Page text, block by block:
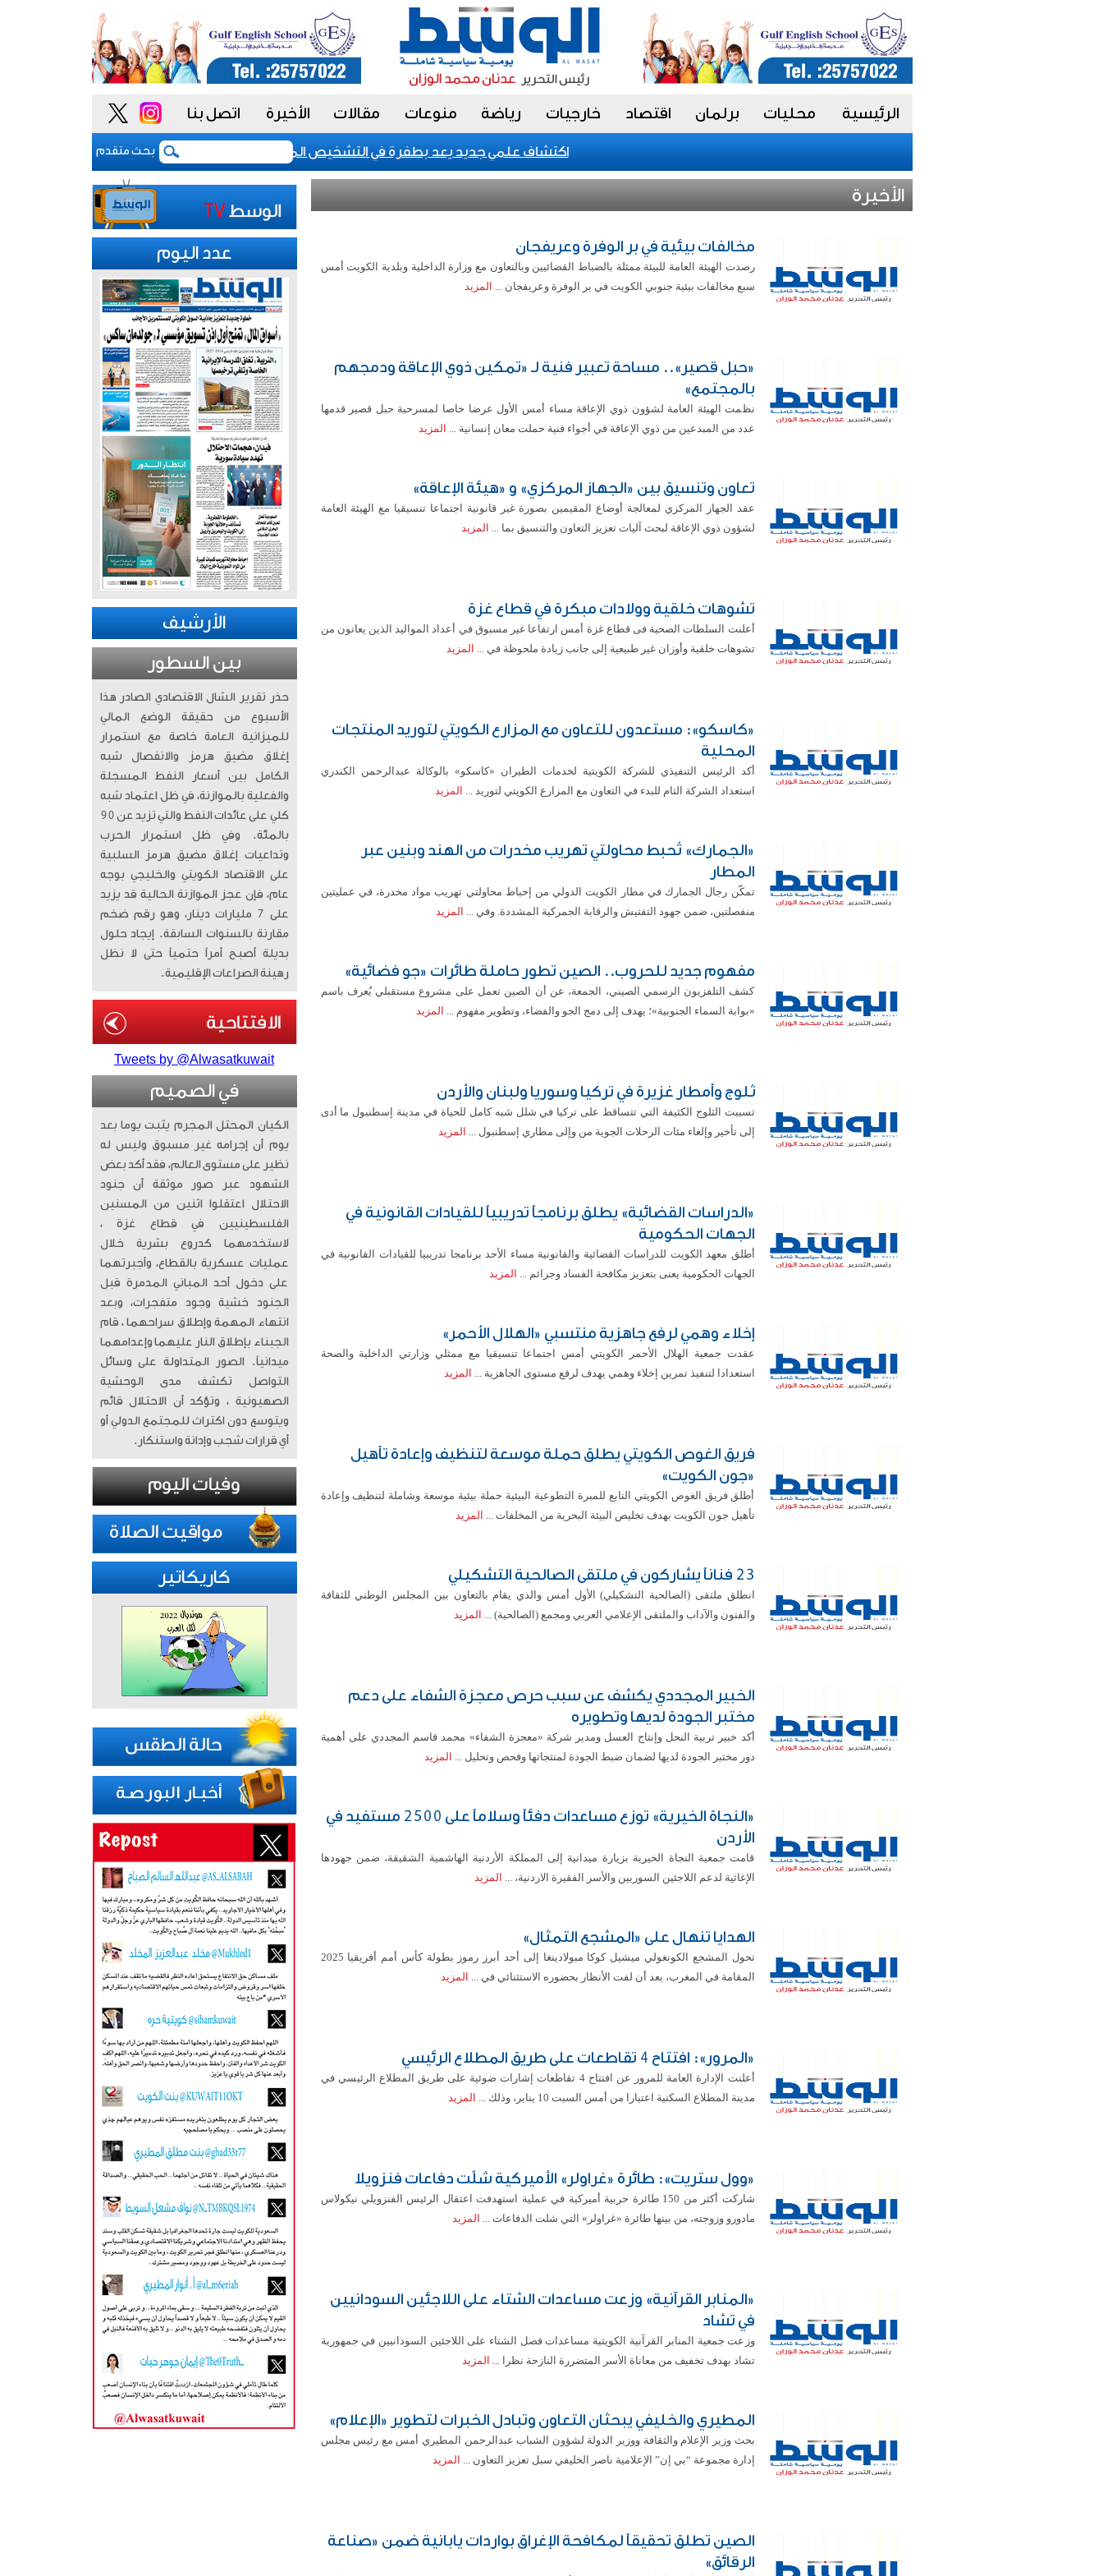
الرئيسية محليات برلمان اقتصاد خارجيات رياضة منوعات مقالات الأخيرة اتصل بنا
بحث متقدم اكتشاف علمي جديد يعد بطفرة في التشخيص المبكر لـ «الزهايمر» ضيوف برنامج خادم
الأخيرة
مخالفات بيئية في بر الوفرة وعريفجان
رصدت الهيئة العامة للبيئة ممثلة بالضباط القضائيين وبالتعاون مع وزارة الداخلية وبلدية الكويت أمس
سبع مخالفات بيئية جنوبي الكويت في بر الوفرة وعريفجان ... المزيد
«حبل قصير».. مساحة تعبير فنية لـ «تمكين ذوي الإعاقة ودمجهم
بالمجتمع»
نظمت الهيئة العامة لشؤون ذوي الإعاقة مساء أمس الأول عرضا خاصا لمسرحية حبل قصير قدمها
عدد من المبدعين من ذوي الإعاقة في أجواء فنية حملت معان إنسانية ... المزيد
تعاون وتنسيق بين «الجهاز المركزي» و «هيئة الإعاقة»
عقد الجهاز المركزي لمعالجة أوضاع المقيمين بصورة غير قانونية اجتماعا تنسيقيا مع الهيئة العامة
لشؤون ذوي الإعاقة لبحث آليات تعزيز التعاون والتنسيق بما ... المزيد
تشوهات خلقية وولادات مبكرة في قطاع غزة
أعلنت السلطات الصحية فى قطاع غزة أمس ارتفاعا غير مسبوق في أعداد المواليد الذين يعانون من
تشوهات خلقية وأوزان غير طبيعية إلى جانب زيادة ملحوظة في ... المزيد
«كاسكو»: مستعدون للتعاون مع المزارع الكويتي لتوريد المنتجات
المحلية
أكد الرئيس التنفيذي للشركة الكويتية لخدمات الطيران «كاسكو» بالوكالة عبدالرحمن الكندري
استعداد الشركة التام للبدء في التعاون مع المزارع الكويتي لتوريد ... المزيد
«الجمارك» تُحبط محاولتي تهريب مخدرات من الهند وبنين عبر
المطار
تمكّن رجال الجمارك في مطار الكويت الدولي من إحباط محاولتي تهريب مواد مخدرة، في عمليتين
منفصلتين، ضمن جهود التفتيش والرقابة الجمركية المشددة. وفي ... المزيد
مفهوم جديد للحروب.. الصين تطور حاملة طائرات «جو فضائية»
كشف التلفزيون الرسمي الصيني، الجمعة، عن أن الصين تعمل على مشروع مستقبلي يُعرف باسم
«بوابة السماء الجنوبية»؛ يهدف إلى دمج الجو والفضاء، وتطوير مفهوم ... المزيد
ثلوج وأمطار غزيرة في تركيا وسوريا ولبنان والأردن
تسببت الثلوج الكثيفة التي تتساقط على تركيا في شلل شبه كامل للحياة في مدينة إسطنبول ما أدى
إلى تأخير وإلغاء مئات الرحلات الجوية من وإلى مطاري إسطنبول ... المزيد
«الدراسات القضائية» يطلق برنامجاً تدريبياً للقيادات القانونية في
الجهات الحكومية
أطلق معهد الكويت للدراسات القضائية والقانونية مساء الأحد برنامجا تدريبيا للقيادات القانونية في
الجهات الحكومية يعنى بتعزيز مكافحة الفساد وجرائم ... المزيد
إخلاء وهمي لرفع جاهزية منتسبي «الهلال الأحمر»
عقدت جمعية الهلال الأحمر الكويتي أمس اجتماعا تنسيقيا مع ممثلي وزارتي الداخلية والصحة
استعدادا لتنفيذ تمرين إخلاء وهمي يهدف لرفع مستوى الجاهزية ... المزيد
فريق الغوص الكويتي يطلق حملة موسعة لتنظيف وإعادة تأهيل
«جون الكويت»
أطلق فريق الغوص الكويتي التابع للمبرة التطوعية البيئية حملة بيئية موسعة وشاملة لتنظيف وإعادة
تأهيل جون الكويت بهدف تخليص البيئة البحرية من المخلفات ... المزيد
23 فناناً يشاركون في ملتقى الصالحية التشكيلي
انطلق ملتقى (الصالحية التشكيلي) الأول أمس والذي يقام بالتعاون بين المجلس الوطني للثقافة
والفنون والآداب والملتقى الإعلامي العربي ومجمع (الصالحية) ... المزيد
الخبير المجددي يكشف عن سبب حرص معجزة الشفاء على دعم
مختبر الجودة لديها وتطويره
أكد خبير تربية النحل وإنتاج العسل ومدير شركة «معجزة الشفاء» محمد قاسم المجددي على أهمية
دور مختبر الجودة لديها لضمان ضبط الجودة لمنتجاتها وفحص وتحليل ... المزيد
«النجاة الخيرية» توزع مساعدات دفئاً وسلاماً على 2500 مستفيد في
الأردن
قامت جمعية النجاة الخيرية بزيارة ميدانية إلى المملكة الأردنية الهاشمية الشقيقة، ضمن جهودها
الإغاثية لدعم اللاجئين السوريين والأسر الفقيرة الاردنية، ... المزيد
الهدايا تنهال على «المشجع التمثال»
تحول المشجع الكونغولي ميشيل كوكا مبولادينغا إلى أحد أبرز رموز بطولة كأس أمم أفريقيا 2025
المقامة في المغرب، بعد أن لفت الأنظار بحضوره الاستثنائي في ... المزيد
«المرور»: افتتاح 4 تقاطعات على طريق المطلاع الرئيسي
أعلنت الإدارة العامة للمرور عن افتتاح 4 تقاطعات إشارات ضوئية على طريق المطلاع الرئيسي في
مدينة المطلاع السكنية اعتبارا من أمس السبت 10 يناير، وذلك ...
المزيد
«وول ستريت»: طائرة «غراولر» الأميركية شلّت دفاعات فنزويلا
شاركت أكثر من 150 طائرة حربية أميركية في عملية استهدفت اعتقال الرئيس الفنزويلي نيكولاس
مادورو وزوجته، من بينها طائرة «غراولر» التي شلت الدفاعات ... المزيد
«المنابر القرآنية» وزعت مساعدات الشتاء على اللاجئين السودانيين
في تشاد
وزعت جمعية المنابر القرآنية الكويتية مساعدات فصل الشتاء على اللاجئين السودانيين في جمهورية
تشاد بهدف تخفيف من معاناة الأسر المتضررة النازحة نظرا ... المزيد
المطيري والخليفي يبحثان التعاون وتبادل الخبرات لتطوير «الإعلام»
بحث وزير الإعلام والثقافة ووزير الدولة لشؤون الشباب عبدالرحمن المطيري أمس مع رئيس مجلس
إدارة مجموعة “بي إن” الإعلامية ناصر الخليفي سبل تعزيز التعاون ... المزيد
الصين تطلق تحقيقاً لمكافحة الإغراق بواردات يابانية ضمن «صناعة
الرقائق»
عدد اليوم
الأرشيف
بين السطور
حذر تقرير الشال الاقتصادي الصادر هذا
الأسبوع من حقيقة الوضع المالي
للميزانية العامة خاصة مع استمرار
إغلاق مضيق هرمز والانفصال شبه
الكامل بين أسعار النفط المسجلة
والفعلية بالموازنة، في ظل اعتماد شبه
كلي على عائدات النفط والتي تزيد عن 90
بالمئة. وفي ظل استمرار الحرب
وتداعيات إغلاق مضيق هرمز السلبية
على الاقتصاد الكويتي والخليجي بوجه
عام، فإن عجز الموازنة الحالية قد يزيد
على 7 مليارات دينار، وهو رقم ضخم
مقارنة بالسنوات السابقة. إيجاد حلول
بديلة أصبح أمراً حتمياً حتى لا نظل
رهينة الصراعات الإقليمية.
Tweets by @Alwasatkuwait
في الصميم
الكيان المحتل المجرم يثبت يوما بعد
يوم أن إجرامه غير مسبوق وليس له
نظير على مستوى العالم، فقد أكد بعض
الشهود عبر صور موثقة أن جنود
الاحتلال اعتقلوا اثنين من المسنين
الفلسطينيين في قطاع غزة ،
لاستخدمهما كدروع بشرية خلال
عمليات عسكرية بالقطاع، وأجبرتهما
على دخول أحد المباني المدمرة قبل
الجنود خشية وجود متفجرات، وبعد
انتهاء المهمة وإطلاق سراحهما ، قام
الجبناء بإطلاق النار عليهما وإعدامهما
ميدانياً. الصور المتداولة على وسائل
التواصل تكشف مدى الوحشية
الصهيونية ، وتؤكد أن الاحتلال قائم
ويتوسع دون اكتراث للمجتمع الدولي أو
أي قرارات شجب وإدانة واستنكار.
كاريكاتير